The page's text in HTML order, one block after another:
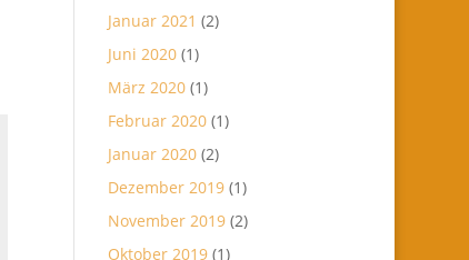
Januar 2021 (2)
Juni 2020 (1)
März 2020 (1)
Februar 2020 (1)
Januar 2020 (2)
Dezember 2019 (1)
November 2019 (2)
Oktober 2019 (1)